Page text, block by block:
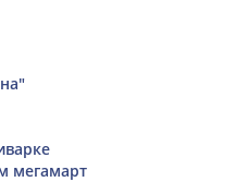
мегамарт